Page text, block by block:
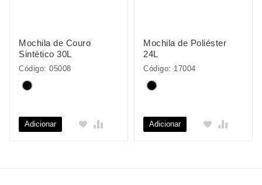
Mochila de Couro
Sintético 30L
Código: 05008
Adicionar
Mochila de Poliéster
24L
Código: 17004
Adicionar